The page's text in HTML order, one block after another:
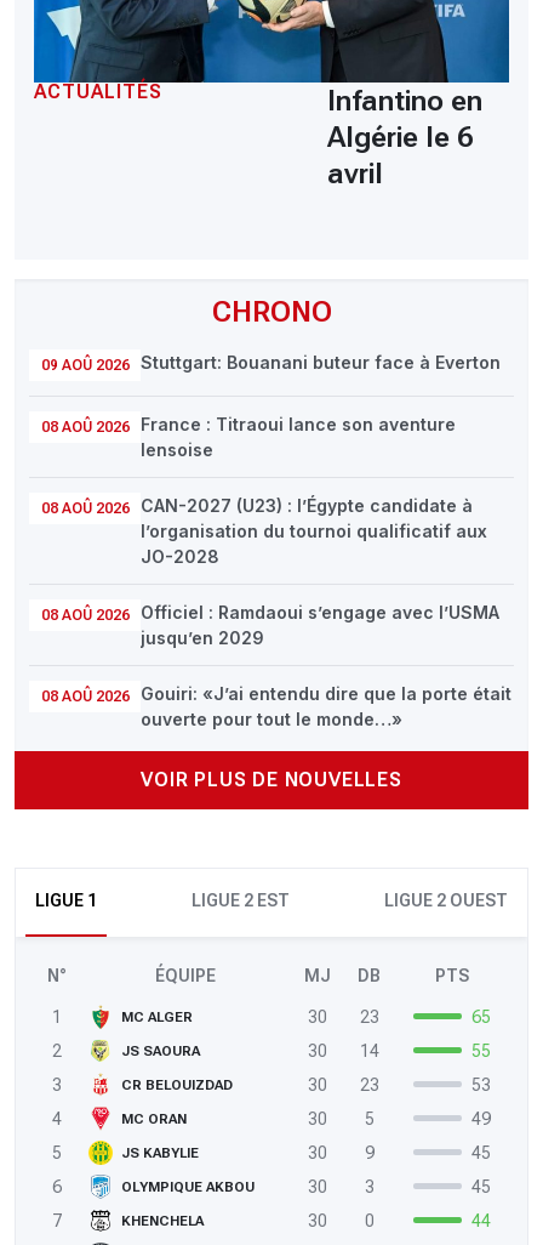
CHRONO
09 AOÛ 2026 Stuttgart: Bouanani buteur face à Everton
08 AOÛ 2026
France : Titraoui lance son aventure
lensoise
08 AOÛ 2026
CAN-2027 (U23) : l’Égypte candidate à
l’organisation du tournoi qualificatif aux
JO-2028
08 AOÛ 2026
Officiel : Ramdaoui s’engage avec l’USMA
jusqu’en 2029
08 AOÛ 2026
Gouiri: «J’ai entendu dire que la porte était
ouverte pour tout le monde…»
VOIR PLUS DE NOUVELLES
LIGUE 1 LIGUE 2 EST LIGUE 2 OUEST
N° ÉQUIPE MJ DB PTS
1 MC ALGER 30 23
65
2
JS SAOURA 30 14
55
3
CR BELOUIZDAD 30 23
53
4
MC ORAN 30 5
49
5
JS KABYLIE 30 9
45
6
OLYMPIQUE AKBOU 30 3
45
7
KHENCHELA 30 0
44
ACTUALITÉS
Infantino en
Algérie le 6
avril